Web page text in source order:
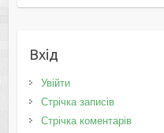
Вхід
Увійти
Стрічка записів
Стрічка коментарів